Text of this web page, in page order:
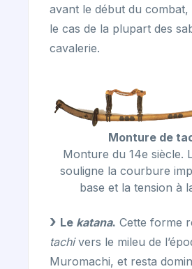
avant le début du combat,
le cas de la plupart des
cavalerie.
Monture de
Monture du 14e siècle.
souligne la courbure
base et la tension à
Le katana. Cette forme
tachivers le mileu de
Muromachi, et resta